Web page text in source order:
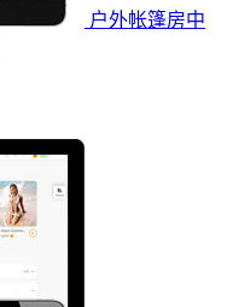
户外帐篷房中